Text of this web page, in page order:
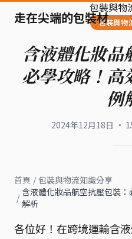
走在尖端的包裝材
包裝與物
包裝與物
含液體化妝品
必學攻略！高
例
2024年12月18日 ·
首頁 / 包裝與物流知識分享
/ 含液體化妝品航空抗壓包裝
解析
各位好！在跨境運輸含